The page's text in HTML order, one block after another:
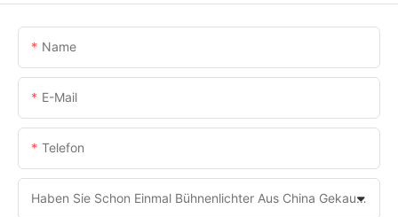
Name
E-Mail
Telefon
Haben Sie Schon Einmal Bühnenlichter Aus China Gekauft?